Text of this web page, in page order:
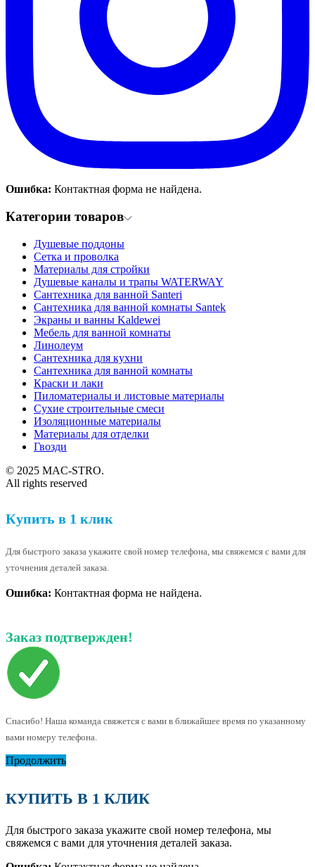
Ошибка: Контактная форма не найдена.
Категории товаров
Душевые поддоны
Сетка и проволка
Материалы для стройки
Душевые каналы и трапы WATERWAY
Сантехника для ванной Santeri
Сантехника для ванной комнаты Santek
Экраны и ванны Kaldewei
Мебель для ванной комнаты
Линолеум
Сантехника для кухни
Сантехника для ванной комнаты
Краски и лаки
Пиломатериалы и листовые материалы
Сухие строительные смеси
Изоляционные материалы
Материалы для отделки
Гвозди
© 2025 MAC-STRO.
All rights reserved
Купить в 1 клик
Для быстрого заказа укажите свой номер телефона, мы свяжемся с вами для
уточнения деталей заказа.
Ошибка: Контактная форма не найдена.
Заказ подтвержден!
Спасибо! Наша команда свяжется с вами в ближайшее время по указанному
вами номеру телефона.
Продолжить
КУПИТЬ В 1 КЛИК
Для быстрого заказа укажите свой номер телефона, мы
свяжемся с вами для уточнения деталей заказа.